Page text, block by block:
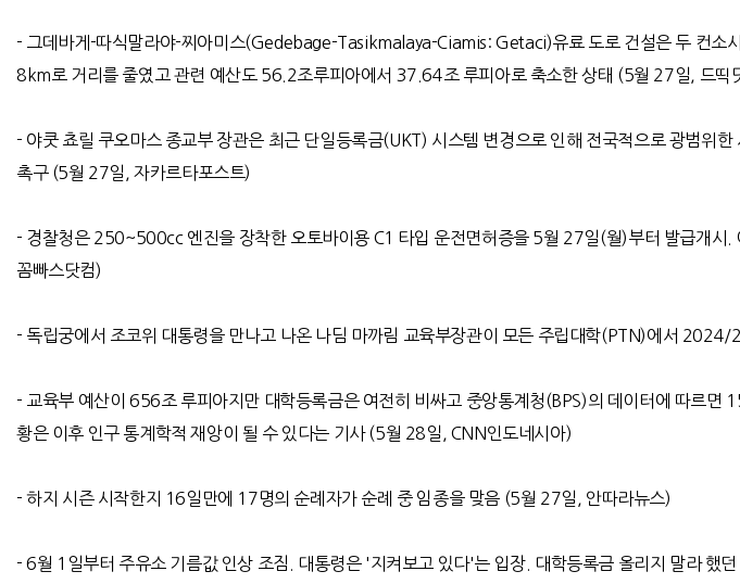
- 그데바게 -따식말라야-찌아미스(Gedebage-Tasikmalaya-Ciamis: Getaci)유료 도로 건설은 두 컨소
8km로 거리를 줄였고 관련 예산도56.2조루피아에서 37.64조 루피아로 축소한 상태 (5월 27일, 드띡
- 야쿳 쵸릴 쿠오마스 종교부 장관은 최근 단일등록금(UKT) 시스템 변경으로 인해 전국적으로 광범위
촉구(5월 27일,자카르타포스트)
- 경찰청은250~500cc 엔진을 장착한 오토바이용 C1 타입 운전면허증을5월 27일(월)부터 발급개시
꼼빠스닷컴)
- 독립궁에서 조코위 대통령을 만나고 나온 나딤 마까림 교육부장관이 모든 주립대학(PTN)에서
- 교육부 예산이 656조 루피아지만 대학등록금은 여전히 비싸고 중앙통계청(BPS)의 데이터에 따르면
황은 이후 인구 통계학적 재앙이 될 수 있다는 기사(5월 28일, CNN인도네시아)
-하지 시즌 시작한지 16일만에 17명의 순례자가 순례 중 임종을 맞음 (5월 27일, 안따라뉴스)
- 6월 1 일부터 주유소 기름값 인상 조짐 대통령은'지켜보고 있다'는 입장. 대학등록금 올리지 말라 했